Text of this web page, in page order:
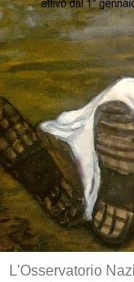
L'Osservatorio